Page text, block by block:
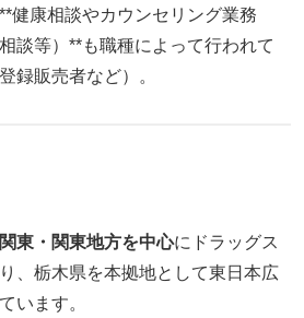
健康相談やカウンセリング業務
談等）**も職種によって行われて
録販売者など）。
東・関東地方を中心にドラッグス
、栃木県を本拠地として東日本広
います。